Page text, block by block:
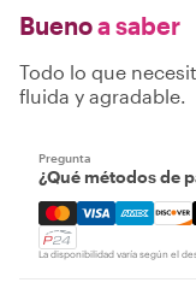
Buenoa saber
Todo lo que
fluida y agradable.
Pregunta
¿Qué métodos de
Mastercard,
La disponibilidad varía según el